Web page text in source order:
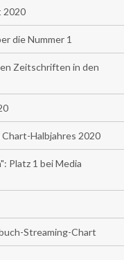
2020
die Nummer 1
Zeitschriften in den
Halbjahres 2020
Platz 1 bei Media
Streaming-Chart